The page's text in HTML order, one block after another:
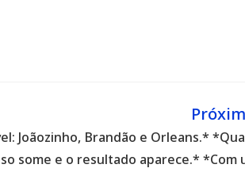
Joãozinho, Brandão e Orleans.*
some e o resultado aparece.* *Com